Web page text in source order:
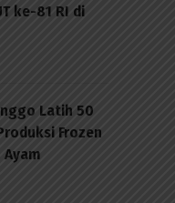
ke-81 RI di
Latih 50
Frozen
Ayam